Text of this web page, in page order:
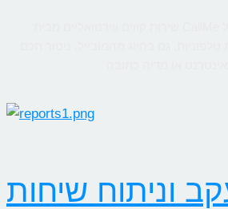
וניתוח שיחות